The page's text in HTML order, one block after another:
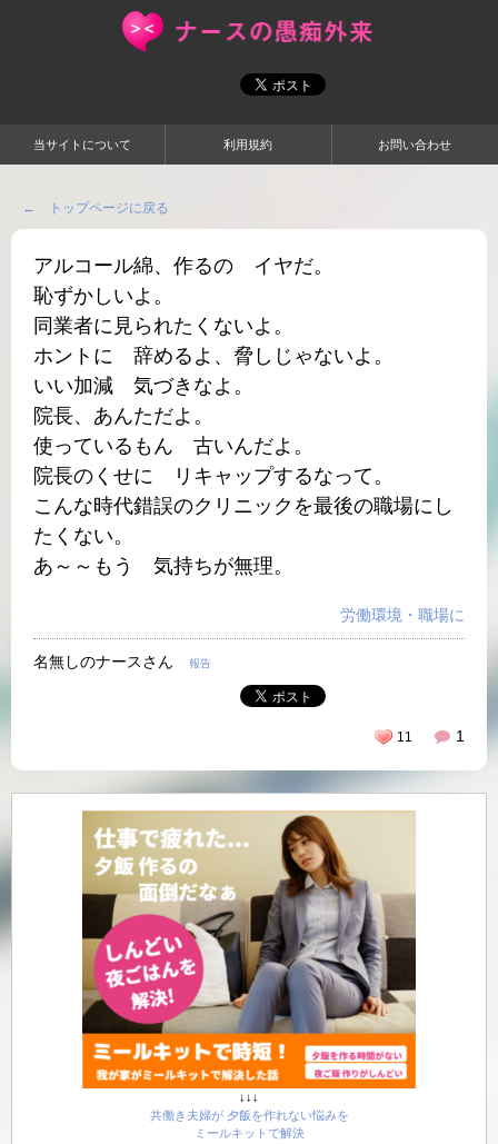
当サイトについて 利用規約 お問い合わせ
← トップページに戻る
アルコール綿、作るの イヤだ。
恥ずかしいよ。
同業者に見られたくないよ。
ホントに 辞めるよ、脅しじゃないよ。
いい加減 気づきなよ。
院長、あんただよ。
使っているもん 古いんだよ。
院長のくせに リキャップするなって。
こんな時代錯誤のクリニックを最後の職場にし
たくない。
あ～～もう 気持ちが無理。
労働環境・職場に
名無しのナースさん 報告
1
11
↓↓↓
共働き夫婦が 夕飯を作れない悩みを
ミールキットで解決